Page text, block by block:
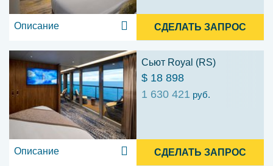
Описание СДЕЛАТЬ ЗАПРОС
Сьют Royal (RS)
$ 18 898
1 630 421 руб.
Описание СДЕЛАТЬ ЗАПРОС